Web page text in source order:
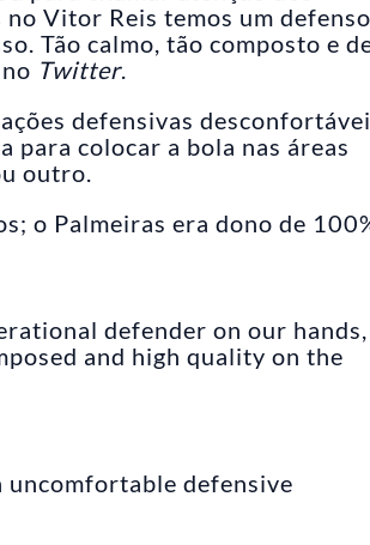
Vitor Reis temos um
Tão calmo, tão composto e
Twitter.
defensivas
para colocar a bola nas áreas
outro.
o Palmeiras era dono de
defender on our hands,
and high quality on the
defensive